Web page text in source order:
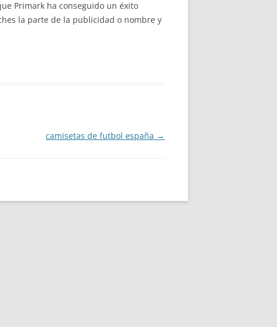
Primark ha conseguido un éxito
la parte de la publicidad o nombre y
camisetas de futbol españa →